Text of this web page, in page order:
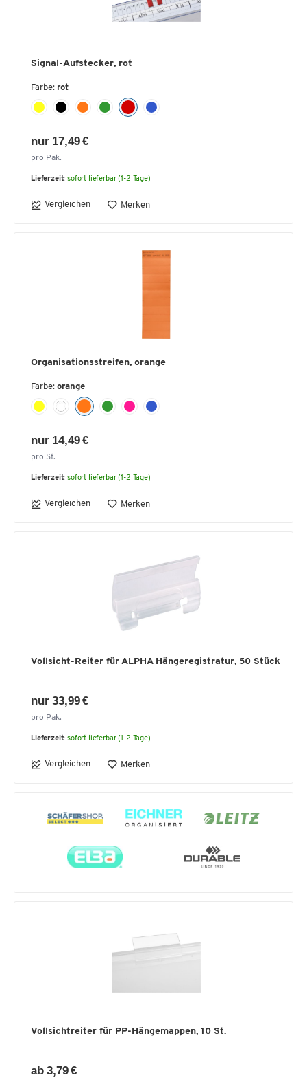
Signal-Aufstecker, rot
Farbe: rot
nur 17,49 €
pro Pak.
Lieferzeit: sofort lieferbar (1-2 Tage)
Vergleichen Merken
Organisationsstreifen, orange
Farbe: orange
nur 14,49 €
pro St.
Lieferzeit: sofort lieferbar (1-2 Tage)
Vergleichen Merken
Vollsicht-Reiter für ALPHA Hängeregistratur, 50 Stück
nur 33,99 €
pro Pak.
Lieferzeit: sofort lieferbar (1-2 Tage)
Vergleichen Merken
Vollsichtreiter für PP-Hängemappen, 10 St.
ab 3,79 €